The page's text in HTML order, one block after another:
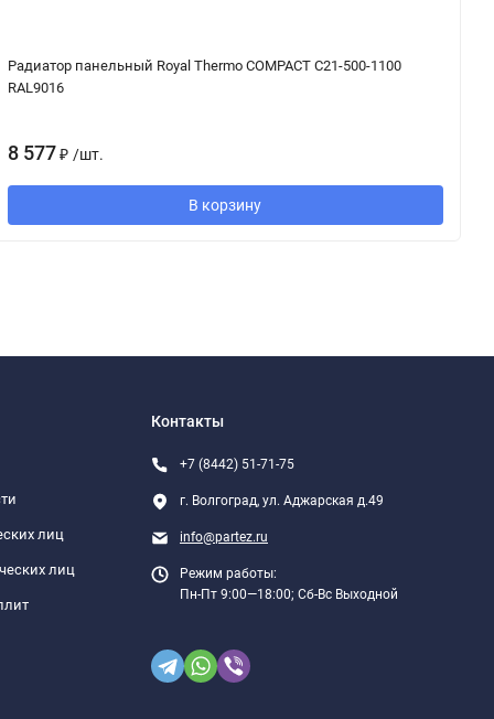
Радиатор панельный Royal Thermo COMPACT C21-500-1100
RAL9016
8 577 ₽ /шт.
В корзину
лиц
лиц
Контакты
+7 (8442) 51-71-75
г. Волгоград, ул. Аджарская д.49
info@partez.ru
Режим работы:
Пн-Пт 9:00—18:00; Сб-Вс Выходной